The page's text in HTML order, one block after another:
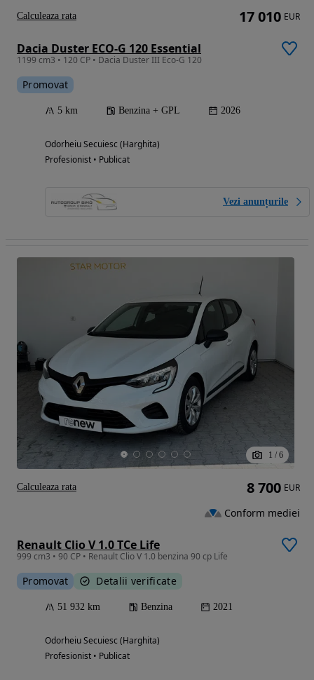
Dacia Duster ECO-G 120 Essential
1199 cm3 • 120 CP • Dacia Duster III Eco-G 120
Promovat
5 km Benzina + GPL 2026
Odorheiu Secuiesc (Harghita)
Profesionist • Publicat
Vezi anunțurile
17 010 EUR
Calculeaza rata
1 / 6
Renault Clio V 1.0 TCe Life
999 cm3 • 90 CP • Renault Clio V 1.0 benzina 90 cp Life
Promovat Detalii verificate
51 932 km Benzina 2021
Odorheiu Secuiesc (Harghita)
Profesionist • Publicat
8 700 EUR
Conform mediei
Calculeaza rata